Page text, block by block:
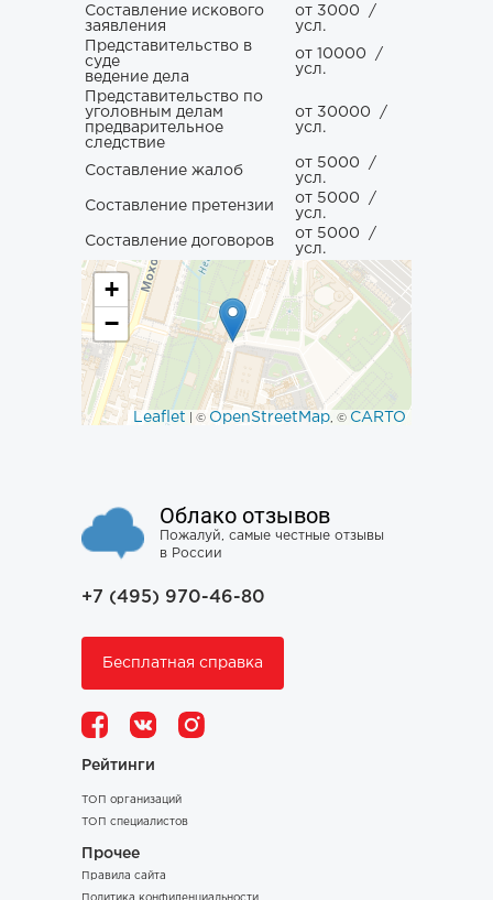
Составление искового
заявления
от 3000
/
усл.
Представительство в
суде
ведение дела
от 10000
/
усл.
Представительство по
уголовным делам
предварительное
следствие
от 30000
/
усл.
Составление жалоб
от 5000
/
усл.
Составление претензии
от 5000
/
усл.
Составление договоров
от 5000
/
усл.
+
−
Leaflet | © OpenStreetMap, © CARTO
Облако отзывов
Пожалуй, самые честные отзывы
в России
+7 (495) 970-46-80
Бесплатная справка
Рейтинги
ТОП организаций
ТОП специалистов
Прочее
Правила сайта